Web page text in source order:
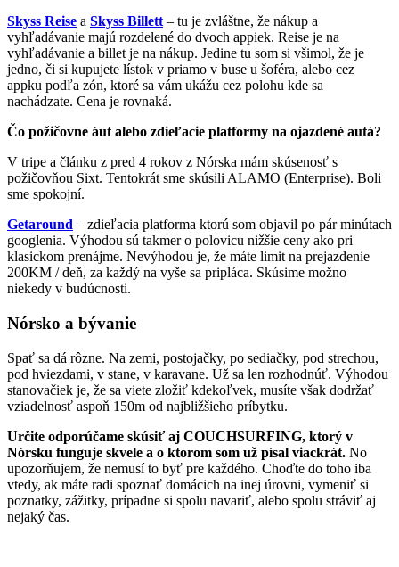
Skyss Reise a Skyss Billett – tu je zvláštne, že nákup a
vyhľadávanie majú rozdelené do dvoch appiek. Reise je na
vyhľadávanie a billet je na nákup. Jedine tu som si všimol, že je
jedno, či si kupujete lístok v priamo v buse u šoféra, alebo cez
appku podľa zón, ktoré sa vám ukážu cez polohu kde sa
nachádzate. Cena je rovnaká.
Čo požičovne áut alebo zdieľacie platformy na ojazdené autá?
V tripe a článku z pred 4 rokov z Nórska mám skúsenosť s
požičovňou Sixt. Tentokrát sme skúsili ALAMO (Enterprise). Boli
sme spokojní.
Getaround – zdieľacia platforma ktorú som objavil po pár minútach
googlenia. Výhodou sú takmer o polovicu nižšie ceny ako pri
klasickom prenájme. Nevýhodou je, že máte limit na prejazdenie
200KM / deň, za každý na vyše sa pripláca. Skúsime možno
niekedy v budúcnosti.
Nórsko a bývanie
Spať sa dá rôzne. Na zemi, postojačky, po sediačky, pod strechou,
pod hviezdami, v stane, v karavane. Už sa len rozhodnúť. Výhodou
stanovačiek je, že sa viete zložiť kdekoľvek, musíte však dodržať
vziadelnosť aspoň 150m od najbližšieho príbytku.
Určite odporúčame skúsiť aj COUCHSURFING, ktorý v
Nórsku funguje skvele a o ktorom som už písal viackrát. No
upozorňujem, že nemusí to byť pre každého. Choďte do toho iba
vtedy, ak máte radi spoznať domácich na inej úrovni, vymeniť si
poznatky, zážitky, prípadne si spolu navariť, alebo spolu stráviť aj
nejaký čas.